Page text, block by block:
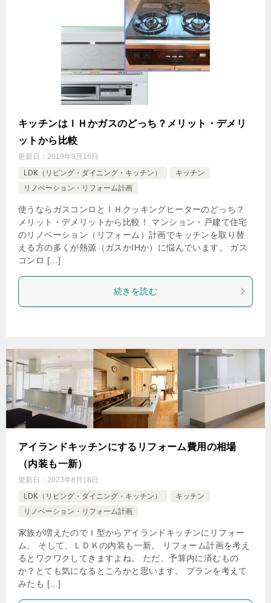
キッチンはＩＨかガスのどっち？メリット・デメリ
ットから比較
更新日： 2019年9月16日
LDK（リビング・ダイニング・キッチン）
キッチン
リノベーション・リフォーム計画
使うならガスコンロとＩＨクッキングヒーターのどっち？
メリット・デメリットから比較！ マンション・戸建て住宅
のリノベーション（リフォーム）計画でキッチンを取り替
える方の多くが熱源（ガスかIHか）に悩んでいます。 ガス
コンロ […]
続きを読む
アイランドキッチンにするリフォーム費用の相場
（内装も一新）
更新日： 2023年8月18日
LDK（リビング・ダイニング・キッチン）
キッチン
リノベーション・リフォーム計画
家族が増えたのでＩ型からアイランドキッチンにリフォー
ム。 そして、ＬＤＫの内装も一新。 リフォーム計画を考え
るとワクワクしてきますよね。 ただ、予算内に済むもの
か？とても気になるところかと思います。 プランを考えて
みたも […]